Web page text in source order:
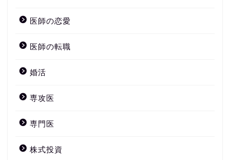
医師の恋愛
医師の転職
婚活
専攻医
専門医
株式投資